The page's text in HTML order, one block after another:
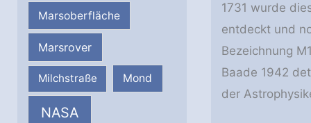
Marsoberfläche
Marsrover
Milchstraße Mond
NASA
1731 wurde
entdeckt und
Bezeichnung
Baade 1942
der